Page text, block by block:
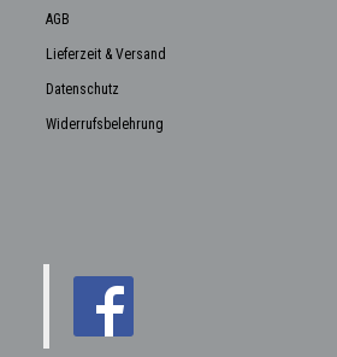
AGB
Lieferzeit & Versand
Datenschutz
Widerrufsbelehrung